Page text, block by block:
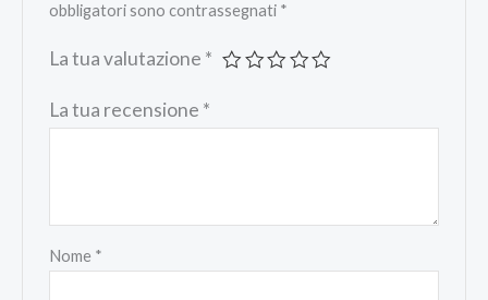
obbligatori sono contrassegnati *
La tua valutazione *
La tua recensione *
Nome *